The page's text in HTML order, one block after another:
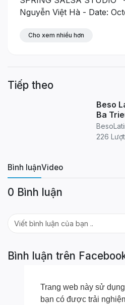
Trang web này sử
bạn có được trải
Nguyễn Việt Hà - Date:
STUDIO - 22 HO GIAM,
ngocnamdoan@gmail.com
Let's
Cho xem nhiều hơn
Tiếp theo
Beso
226
Bình luậnVideo
0 Bình luận
Bình luận trên